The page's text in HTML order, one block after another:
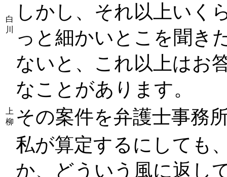
白
川
しかし、それ以上いく
っと細かいとこを聞き
ないと、これ以上はお
なことがあります。
上
柳 その案件を弁護士事務
私が算定するにしても
か、どういう風に返し